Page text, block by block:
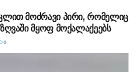
მოძრავი პირი, რომელიც
მყოფ მოქალაქეებს
0